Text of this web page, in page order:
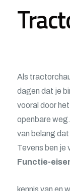
Als
dagen dat je
vooral door
openbare
van belang
Tevens ben je
Functie-